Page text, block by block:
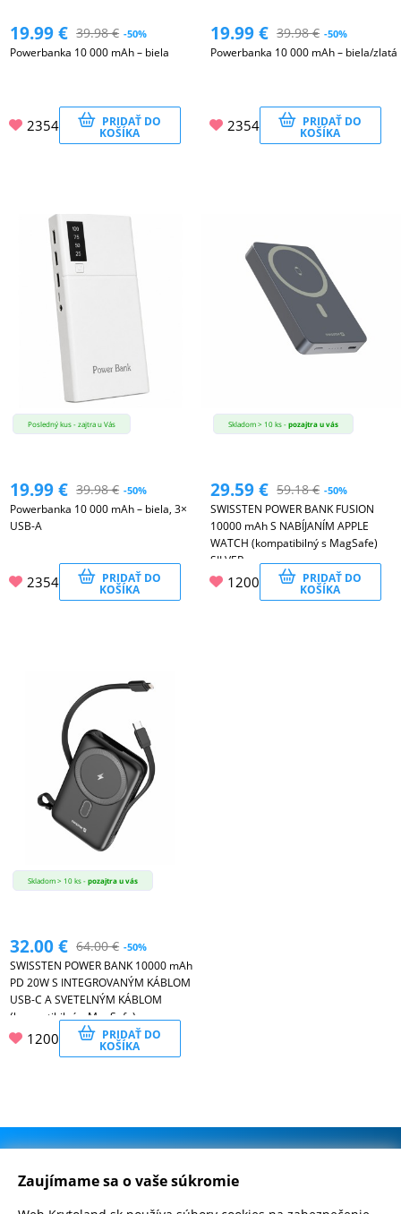
19.99€ 39.98€ -50%
Powerbanka 10 000 mAh – biela
2354 PRIDAŤ DO
KOŠÍKA
19.99€ 39.98€ -50%
Powerbanka 10 000 mAh – biela/zlatá
2354 PRIDAŤ DO
KOŠÍKA
Posledný kus - zajtra u Vás
19.99€ 39.98€ -50%
Powerbanka 10 000 mAh – biela, 3×
USB-A
2354 PRIDAŤ DO
KOŠÍKA
Skladom > 10 ks -pozajtra u vás
29.59€ 59.18€ -50%
SWISSTEN POWER BANK FUSION
10000 mAh S NABÍJANÍM APPLE
WATCH (kompatibilný s MagSafe)
SILVER
1200 PRIDAŤ DO
KOŠÍKA
Skladom > 10 ks -pozajtra u vás
32.00€ 64.00€ -50%
SWISSTEN POWER BANK 10000 mAh
PD 20W S INTEGROVANÝM KÁBLOM
USB-C A SVETELNÝM KÁBLOM
(kompatibilný s MagSafe)
1200 PRIDAŤ DO
KOŠÍKA
.
500.000+ odoslaných balíčkov
Zaujímame sa o vaše súkromie